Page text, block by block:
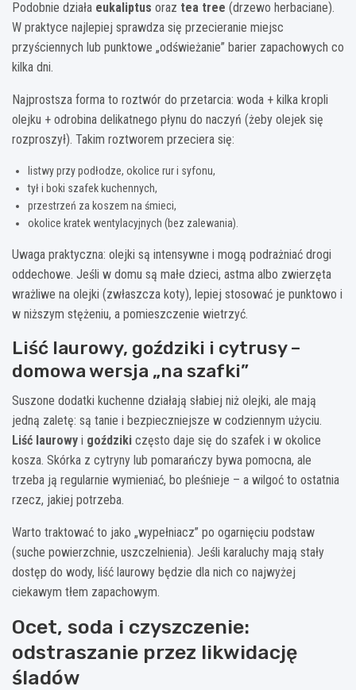
Podobnie działa eukaliptus oraz tea tree (drzewo herbaciane).
W praktyce najlepiej sprawdza się przecieranie miejsc
przyściennych lub punktowe „odświeżanie” barier zapachowych co
kilka dni.
Najprostsza forma to roztwór do przetarcia: woda + kilka kropli
olejku + odrobina delikatnego płynu do naczyń (żeby olejek się
rozproszył). Takim roztworem przeciera się:
listwy przy podłodze, okolice rur i syfonu,
tył i boki szafek kuchennych,
przestrzeń za koszem na śmieci,
okolice kratek wentylacyjnych (bez zalewania).
Uwaga praktyczna: olejki są intensywne i mogą podrażniać drogi
oddechowe. Jeśli w domu są małe dzieci, astma albo zwierzęta
wrażliwe na olejki (zwłaszcza koty), lepiej stosować je punktowo i
w niższym stężeniu, a pomieszczenie wietrzyć.
Liść laurowy, goździki i cytrusy –
domowa wersja „na szafki”
Suszone dodatki kuchenne działają słabiej niż olejki, ale mają
jedną zaletę: są tanie i bezpieczniejsze w codziennym użyciu.
Liść laurowy i goździki często daje się do szafek i w okolice
kosza. Skórka z cytryny lub pomarańczy bywa pomocna, ale
trzeba ją regularnie wymieniać, bo pleśnieje – a wilgoć to ostatnia
rzecz, jakiej potrzeba.
Warto traktować to jako „wypełniacz” po ogarnięciu podstaw
(suche powierzchnie, uszczelnienia). Jeśli karaluchy mają stały
dostęp do wody, liść laurowy będzie dla nich co najwyżej
ciekawym tłem zapachowym.
Ocet, soda i czyszczenie:
odstraszanie przez likwidację
śladów